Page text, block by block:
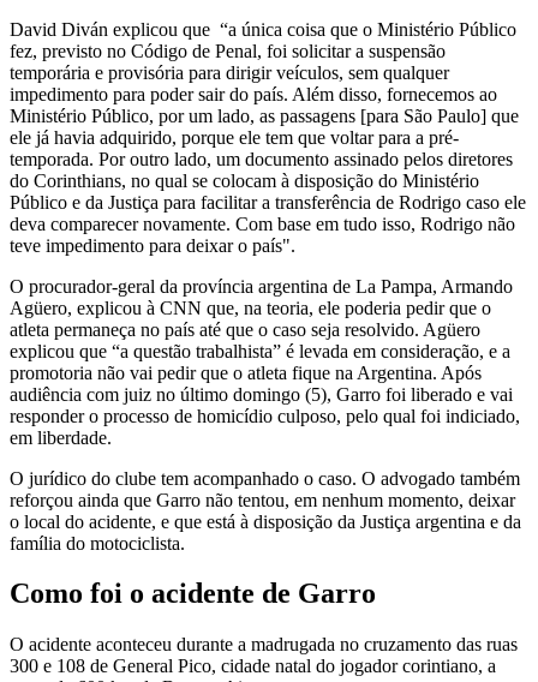
David Diván explicou que “a única coisa que o Ministério Público
fez, previsto no Código de Penal, foi solicitar a suspensão
temporária e provisória para dirigir veículos, sem qualquer
impedimento para poder sair do país. Além disso, fornecemos ao
Ministério Público, por um lado, as passagens [para São Paulo] que
ele já havia adquirido, porque ele tem que voltar para a pré-
temporada. Por outro lado, um documento assinado pelos diretores
do Corinthians, no qual se colocam à disposição do Ministério
Público e da Justiça para facilitar a transferência de Rodrigo caso ele
deva comparecer novamente. Com base em tudo isso, Rodrigo não
teve impedimento para deixar o país".
O procurador-geral da província argentina de La Pampa, Armando
Agüero, explicou à CNN que, na teoria, ele poderia pedir que o
atleta permaneça no país até que o caso seja resolvido. Agüero
explicou que “a questão trabalhista” é levada em consideração, e a
promotoria não vai pedir que o atleta fique na Argentina. Após
audiência com juiz no último domingo (5), Garro foi liberado e vai
responder o processo de homicídio culposo, pelo qual foi indiciado,
em liberdade.
O jurídico do clube tem acompanhado o caso. O advogado também
reforçou ainda que Garro não tentou, em nenhum momento, deixar
o local do acidente, e que está à disposição da Justiça argentina e da
família do motociclista.
Como foi o acidente de Garro
O acidente aconteceu durante a madrugada no cruzamento das ruas
300 e 108 de General Pico, cidade natal do jogador corintiano, a